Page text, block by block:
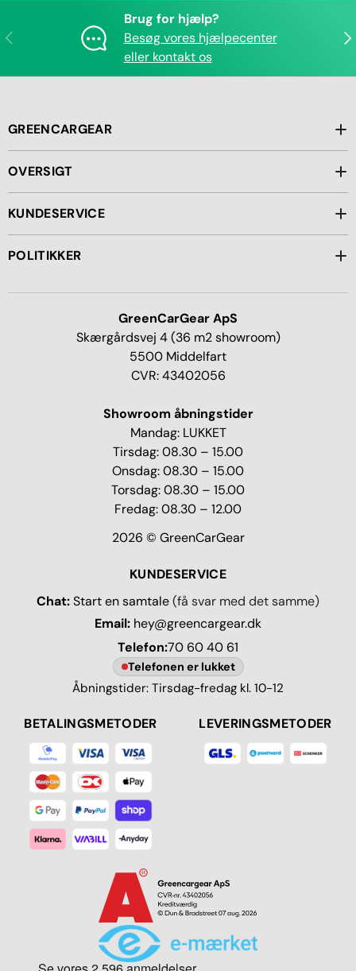
Forrige
Brug for hjælp?
Besøg vores hjælpecenter
eller kontakt os
GREENCARGEAR
OVERSIGT
KUNDESERVICE
POLITIKKER
GreenCarGear ApS
Skærgårdsvej 4 (36 m2 showroom)
5500 Middelfart
CVR: 43402056
Showroom åbningstider
Mandag: LUKKET
Tirsdag: 08.30 – 15.00
Onsdag: 08.30 – 15.00
Torsdag: 08.30 – 15.00
Fredag: 08.30 – 12.00
2026 © GreenCarGear
KUNDESERVICE
Chat:Start en samtale(få svar med det samme)
Email: hey@greencargear.dk
Telefon:70 60 40 61
Telefonen er lukket
Åbningstider: Tirsdag-fredag kl. 10-12
BETALINGSMETODER LEVERINGSMETODER